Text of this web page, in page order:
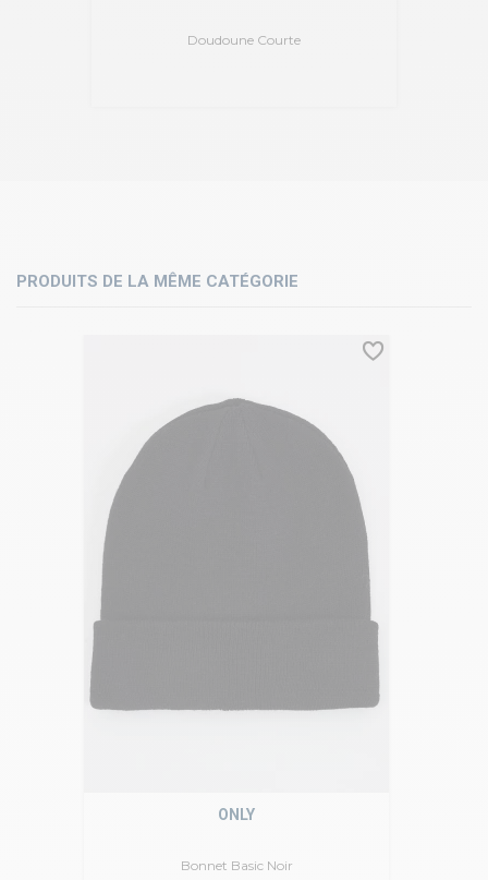
Doudoune Courte
PRODUITS DE LA MÊME CATÉGORIE
Bonnet Basic Noir
ONLY